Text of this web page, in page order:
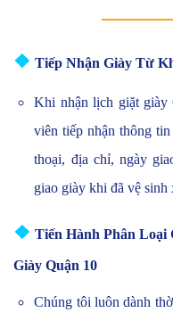
❖ Tiếp Nhận Giày Từ
Khi nhận lịch giặt giày
viên tiếp nhận thông
thoại, địa chỉ, ngày
giao giày khi đã vệ sinh
❖ Tiến Hành Phân
Giày Quận 10
Chúng tôi luôn dành